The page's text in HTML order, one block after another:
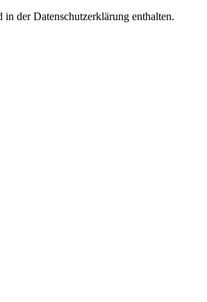
der Datenschutzerklärung enthalten.